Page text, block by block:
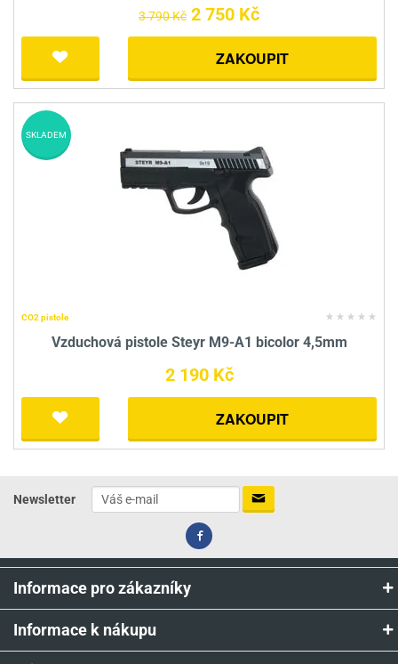
3 790 Kč 2 750 Kč
ZAKOUPIT
CO2 pistole
Vzduchová pistole Steyr M9-A1 bicolor 4,5mm
2 190 Kč
ZAKOUPIT
SKLADEM
Newsletter
Informace pro zákazníky
Informace k nákupu